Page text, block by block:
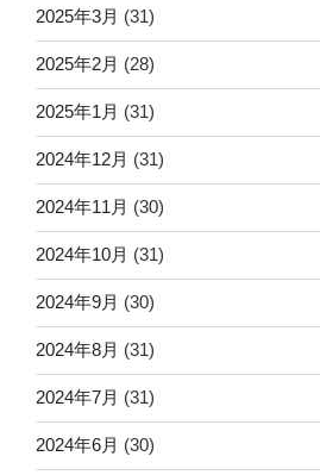
2025年3月 (31)
2025年2月 (28)
2025年1月 (31)
2024年12月 (31)
2024年11月 (30)
2024年10月 (31)
2024年9月 (30)
2024年8月 (31)
2024年7月 (31)
2024年6月 (30)